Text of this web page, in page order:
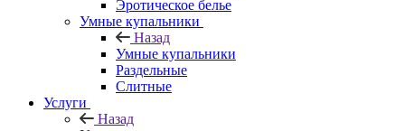
Эротическое белье
Умные купальники
Назад
Умные купальники
Раздельные
Слитные
Услуги
Назад